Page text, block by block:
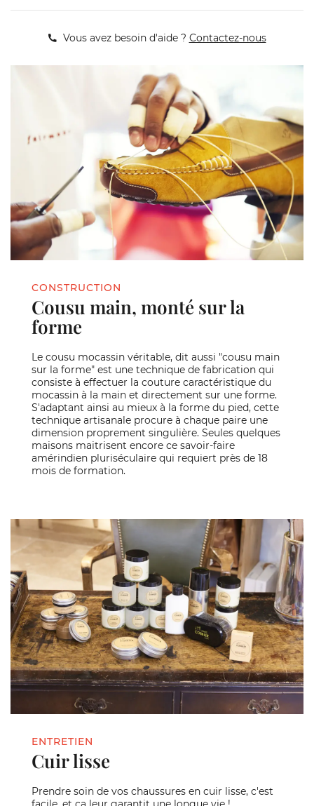
Vous avez besoin d'aide ? Contactez-nous
CONSTRUCTION
Cousu main, monté sur la
forme
Le cousu mocassin véritable, dit aussi "cousu main
sur la forme" est une technique de fabrication qui
consiste à effectuer la couture caractéristique du
mocassin à la main et directement sur une forme.
S'adaptant ainsi au mieux à la forme du pied, cette
technique artisanale procure à chaque paire une
dimension proprement singulière. Seules quelques
maisons maitrisent encore ce savoir-faire
amérindien pluriséculaire qui requiert près de 18
mois de formation.
ENTRETIEN
Cuir lisse
Prendre soin de vos chaussures en cuir lisse, c'est